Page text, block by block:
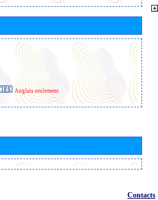
Anglais seulement
Contacts